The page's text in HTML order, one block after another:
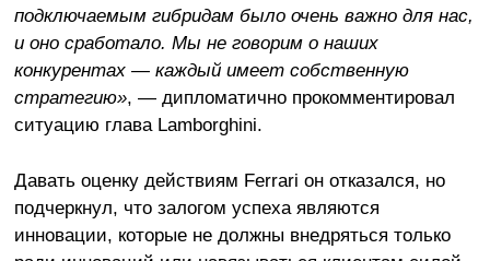
подключаемым гибридам было очень важно для нас,
и оно сработало. Мы не говорим о наших
конкурентах — каждый имеет собственную
стратегию», — дипломатично прокомментировал
ситуацию глава Lamborghini.
Давать оценку действиям Ferrari он отказался, но
подчеркнул, что залогом успеха являются
инновации, которые не должны внедряться только